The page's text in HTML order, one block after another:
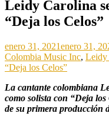
Leidy Carolina
“Deja los Celos”
enero 31, 2021enero 31,
Colombia Music Inc, Leidy
“Deja los Celos”
La cantante colombiana
como solista con “Deja
de su primera producción